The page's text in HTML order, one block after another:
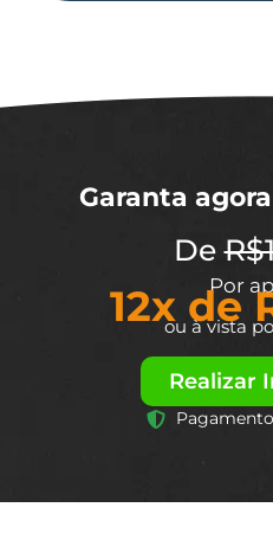
Garanta
De
Por
12x de
ou à vista
Realizar